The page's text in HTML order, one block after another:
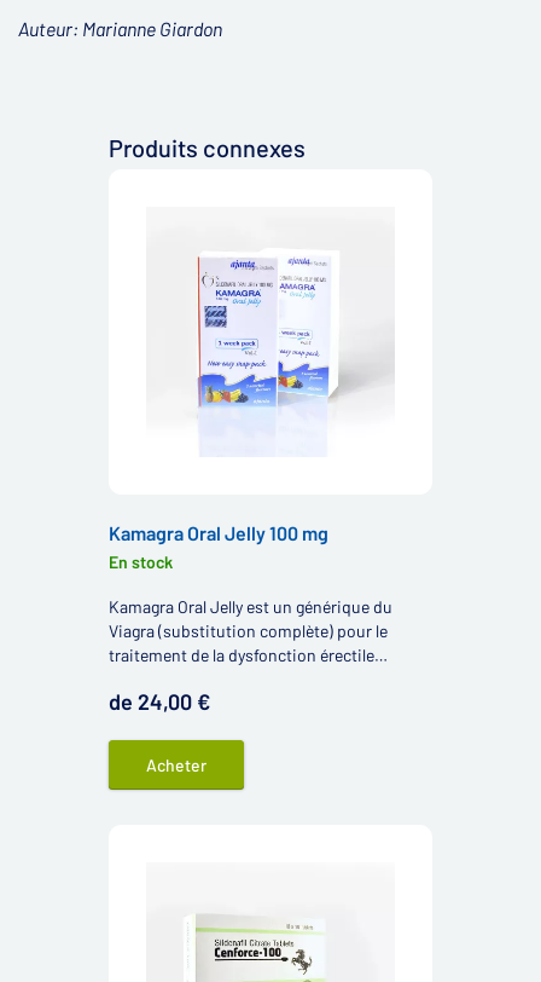
Auteur: Marianne Giardon
Produits connexes
Kamagra Oral Jelly 100 mg
En stock
Kamagra Oral Jelly est un générique du
Viagra (substitution complète) pour le
traitement de la dysfonction érectile
sildénafil.
de 24,00 €
Acheter